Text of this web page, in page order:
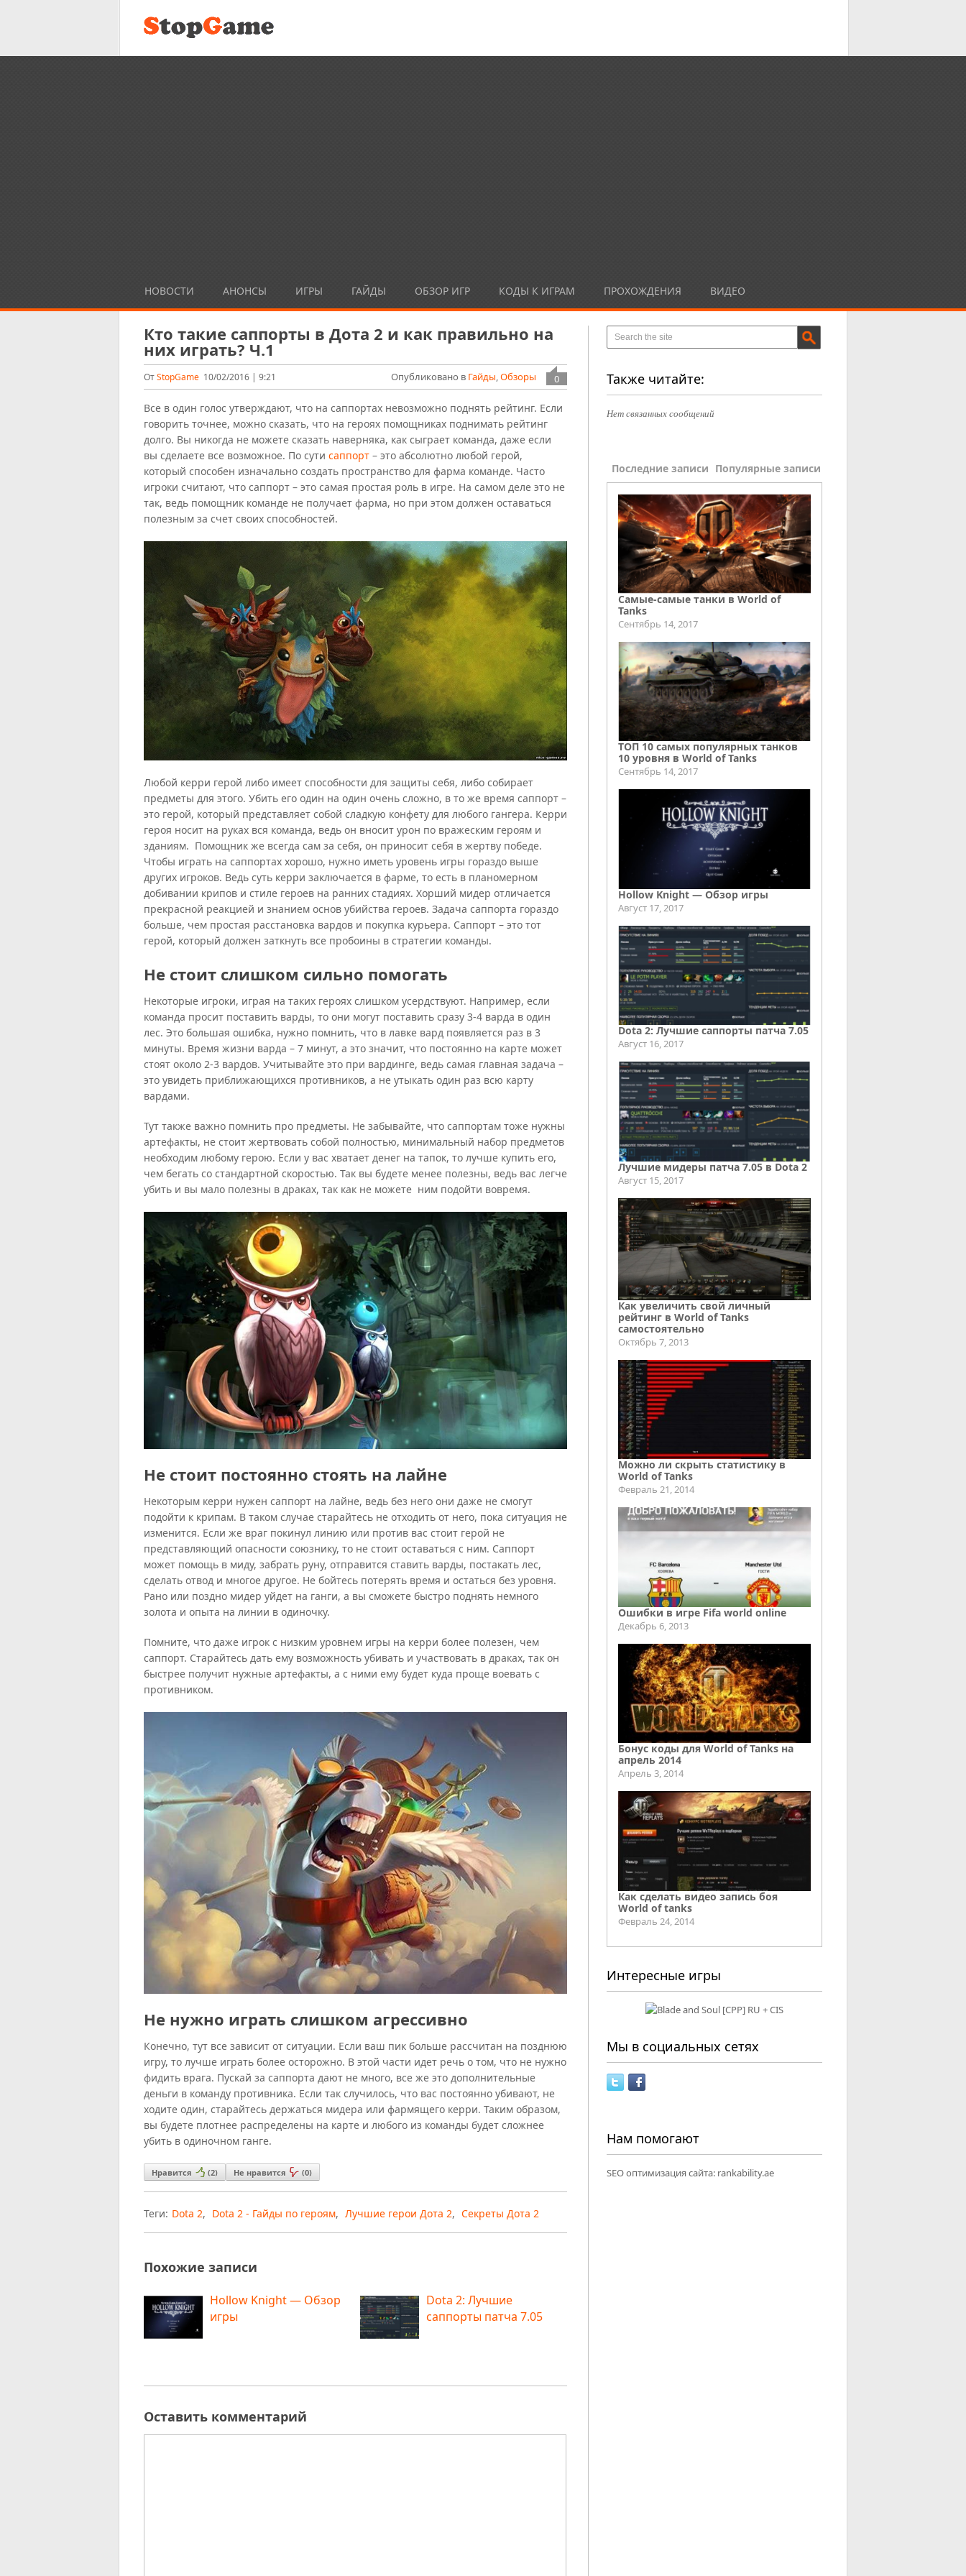
НОВОСТИ АНОНСЫ ИГРЫ ГАЙДЫ ОБЗОР ИГР КОДЫ К ИГРАМ ПРОХОЖДЕНИЯ ВИДЕО
Кто такие саппорты в Дота 2 и как правильно на
них играть? Ч.1
ОтStopGame 10/02/2016 | 9:21 0
Опубликовано в Гайды,Обзоры
Все в один голос утверждают, что на саппортах невозможно поднять рейтинг. Если
говорить точнее, можно сказать, что на героях помощниках поднимать рейтинг
долго. Вы никогда не можете сказать наверняка, как сыграет команда, даже если
вы сделаете все возможное. По сутисаппорт – это абсолютно любой герой,
который способен изначально создать пространство для фарма команде. Часто
игроки считают, что саппорт – это самая простая роль в игре. На самом деле это не
так, ведь помощник команде не получает фарма, но при этом должен оставаться
полезным за счет своих способностей.
Любой керри герой либо имеет способности для защиты себя, либо собирает
предметы для этого. Убить его один на один очень сложно, в то же время саппорт –
это герой, который представляет собой сладкую конфету для любого гангера. Керри
героя носит на руках вся команда, ведь он вносит урон по вражеским героям и
зданиям. Помощник же всегда сам за себя, он приносит себя в жертву победе.
Чтобы играть на саппортах хорошо, нужно иметь уровень игры гораздо выше
других игроков. Ведь суть керри заключается в фарме, то есть в планомерном
добивании крипов и стиле героев на ранних стадиях. Хорший мидер отличается
прекрасной реакцией и знанием основ убийства героев. Задача саппорта гораздо
больше, чем простая расстановка вардов и покупка курьера. Саппорт – это тот
герой, который должен заткнуть все пробоины в стратегии команды.
Не стоит слишком сильно помогать
Некоторые игроки, играя на таких героях слишком усердствуют. Например, если
команда просит поставить варды, то они могут поставить сразу 3-4 варда в один
лес. Это большая ошибка, нужно помнить, что в лавке вард появляется раз в 3
минуты. Время жизни варда – 7 минут, а это значит, что постоянно на карте может
стоят около 2-3 вардов. Учитывайте это при вардинге, ведь самая главная задача –
это увидеть приближающихся противников, а не утыкать один раз всю карту
вардами.
Тут также важно помнить про предметы. Не забывайте, что саппортам тоже нужны
артефакты, не стоит жертвовать собой полностью, минимальный набор предметов
необходим любому герою. Если у вас хватает денег на тапок, то лучше купить его,
чем бегать со стандартной скоростью. Так вы будете менее полезны, ведь вас легче
убить и вы мало полезны в драках, так как не можете ним подойти вовремя.
Не стоит постоянно стоять на лайне
Некоторым керри нужен саппорт на лайне, ведь без него они даже не смогут
подойти к крипам. В таком случае старайтесь не отходить от него, пока ситуация не
изменится. Если же враг покинул линию или против вас стоит герой не
представляющий опасности союзнику, то не стоит оставаться с ним. Саппорт
может помощь в миду, забрать руну, отправится ставить варды, постакать лес,
сделать отвод и многое другое. Не бойтесь потерять время и остаться без уровня.
Рано или поздно мидер уйдет на ганги, а вы сможете быстро поднять немного
золота и опыта на линии в одиночку.
Помните, что даже игрок с низким уровнем игры на керри более полезен, чем
саппорт. Старайтесь дать ему возможность убивать и участвовать в драках, так он
быстрее получит нужные артефакты, а с ними ему будет куда проще воевать с
противником.
Не нужно играть слишком агрессивно
Конечно, тут все зависит от ситуации. Если ваш пик больше рассчитан на позднюю
игру, то лучше играть более осторожно. В этой части идет речь о том, что не нужно
фидить врага. Пускай за саппорта дают не много, все же это дополнительные
деньги в команду противника. Если так случилось, что вас постоянно убивают, не
ходите один, старайтесь держаться мидера или фармящего керри. Таким образом,
вы будете плотнее распределены на карте и любого из команды будет сложнее
убить в одиночном ганге.
Нравится (2) Не нравится (0)
Теги: Dota 2, Dota 2 - Гайды по героям, Лучшие герои Дота 2, Секреты Дота 2
Похожие записи
Hollow Knight — Обзор
игры
Dota 2: Лучшие
саппорты патча 7.05
Оставить комментарий
Также читайте:
Нет связанных сообщений
Последние записи Популярные записи
Самые-самые танки в World of
Tanks
Сентябрь 14, 2017
ТОП 10 самых популярных танков
10 уровня в World of Tanks
Сентябрь 14, 2017
Hollow Knight — Обзор игры
Август 17, 2017
Dota 2: Лучшие саппорты патча 7.05
Август 16, 2017
Лучшие мидеры патча 7.05 в Dota 2
Август 15, 2017
Как увеличить свой личный
рейтинг в World of Tanks
самостоятельно
Октябрь 7, 2013
Можно ли скрыть статистику в
World of Tanks
Февраль 21, 2014
Ошибки в игре Fifa world online
Декабрь 6, 2013
Бонус коды для World of Tanks на
апрель 2014
Апрель 3, 2014
Как сделать видео запись боя
World of tanks
Февраль 24, 2014
Интересные игры
Мы в социальных сетях
Нам помогают
SEO оптимизация сайта: rankability.ae